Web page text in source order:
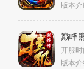
版本介
巅峰
开服时
版本介